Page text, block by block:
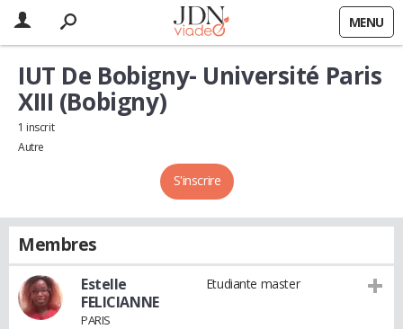
MENU
S'inscrire
IUT De Bobigny- Université Paris
XIII (Bobigny)
1 inscrit
Autre
Membres
Estelle
FELICIANNE
PARIS
Etudiante master